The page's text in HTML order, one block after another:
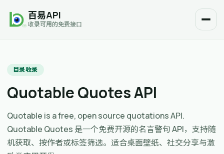
百易API
收录可用的免费接口
目录收录
Quotable Quotes API
Quotable is a free, open source quotations API.
Quotable Quotes 是一个免费开源的名言警句 API，支持随
机获取、按作者或标签筛选。适合桌面壁纸、社交分享与激